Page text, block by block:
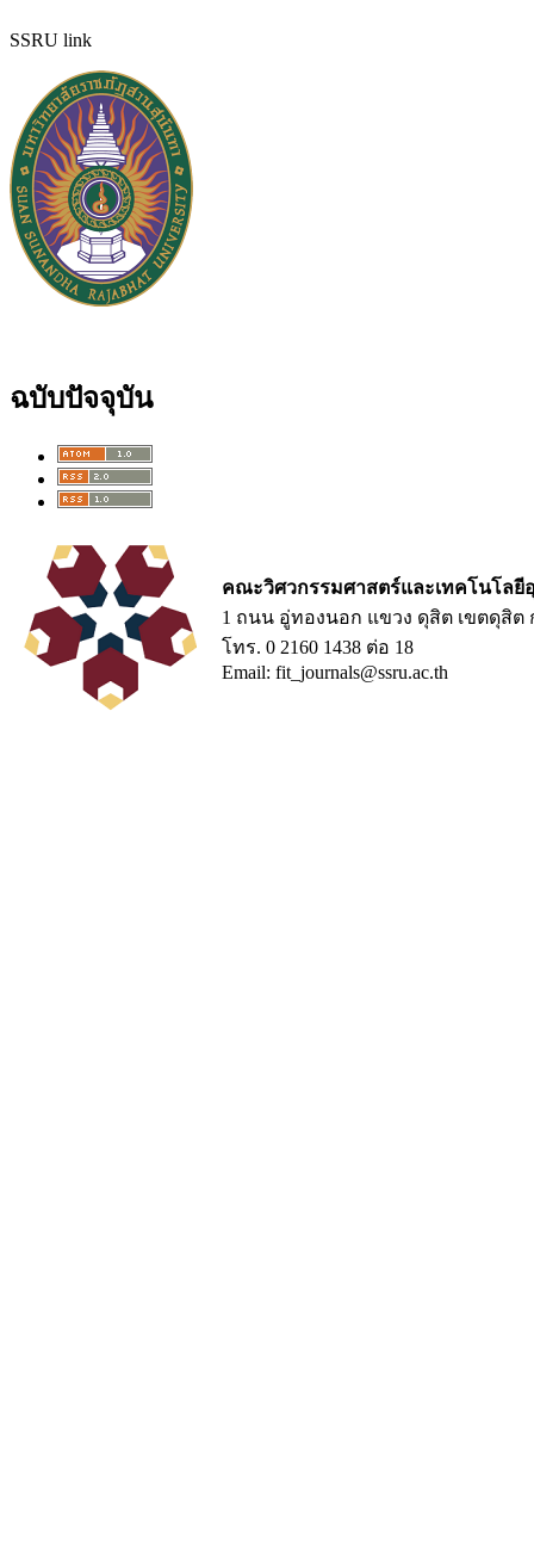
SSRU link
ฉบับปัจจุบัน
คณะวิศวกรรมศาสตร์และเทคโนโล
1 ถนน อู่ทองนอก แขวง ดุสิต เขตดุสิต
โทร. 0 2160 1438 ต่อ 18
Email: fit_journals@ssru.ac.th